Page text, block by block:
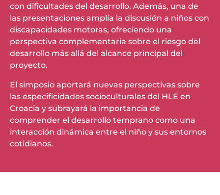
con dificultades del desarrollo. Además, una de
las presentaciones amplía la discusión a niños con
discapacidades motoras, ofreciendo una
perspectiva complementaria sobre el riesgo del
desarrollo más allá del alcance principal del
proyecto.
El simposio aportará nuevas perspectivas sobre
las especificidades socioculturales del HLE en
Croacia y subrayará la importancia de
comprender el desarrollo temprano como una
interacción dinámica entre el niño y sus entornos
cotidianos.